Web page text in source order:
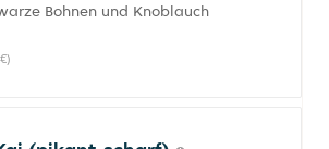
Bohnen und Knoblauch